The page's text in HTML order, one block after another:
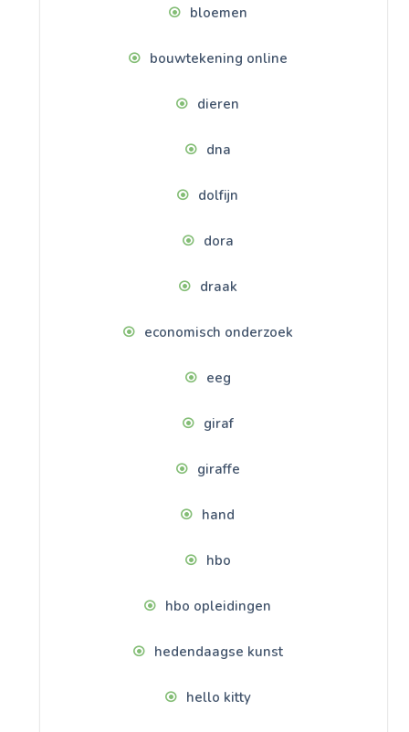
bloemen
bouwtekening online
dieren
dna
dolfijn
dora
draak
economisch onderzoek
eeg
giraf
giraffe
hand
hbo
hbo opleidingen
hedendaagse kunst
hello kitty